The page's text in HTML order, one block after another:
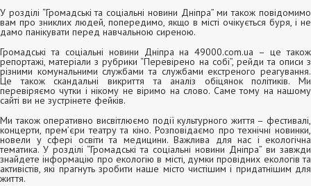
У розділі “Громадські та соціальні новини Дніпра” ми також повідомимо
вам про зниклих людей, попередимо, якщо в місті очікується буря, і не
дамо панікувати перед навчальною сиреною.
Громадські та соціальні новини Дніпра на 49000.com.ua – це також
репортажі, матеріали з рубрики “Перевірено на собі”, рейди та описи з
різними комунальними службами та службами екстреного реагування.
Це також скандальні викриття та аналіз обіцянок політиків. Ми
перевіряємо чутки і нікому не віримо на слово. Саме тому на нашому
сайті ви не зустрінете фейків.
Ми також оперативно висвітлюємо події культурного життя – фестивалі,
концерти, прем’єри театру та кіно. Розповідаємо про технічні новинки,
новели у сфері освіти та медицини. Важлива для нас і екологічна
тематика. У розділі “Громадські та соціальні новини Дніпра” ви завжди
знайдете інформацію про екологію в місті, думки провідних екологів та
активістів, які прагнуть зробити наше місто чистішим і придатнішим для
життя.